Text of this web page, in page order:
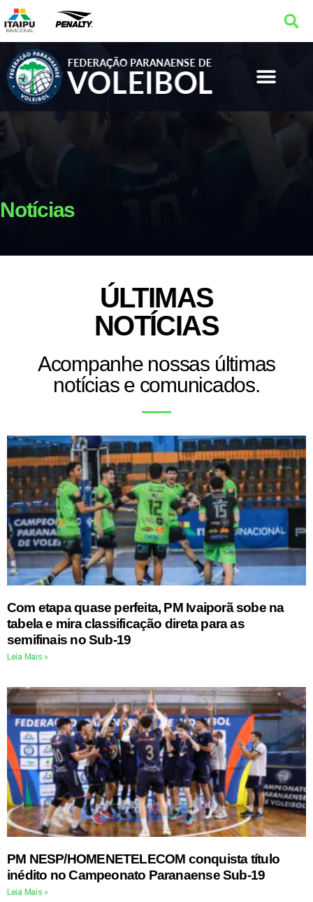
Notícias
ÚLTIMAS
NOTÍCIAS
Acompanhe nossas últimas
notícias e comunicados.
Com etapa quase perfeita, PM Ivaiporã sobe na
tabela e mira classificação direta para as
semifinais no Sub-19
Leia Mais »
PM NESP/HOMENETELECOM conquista título
inédito no Campeonato Paranaense Sub-19
Leia Mais »